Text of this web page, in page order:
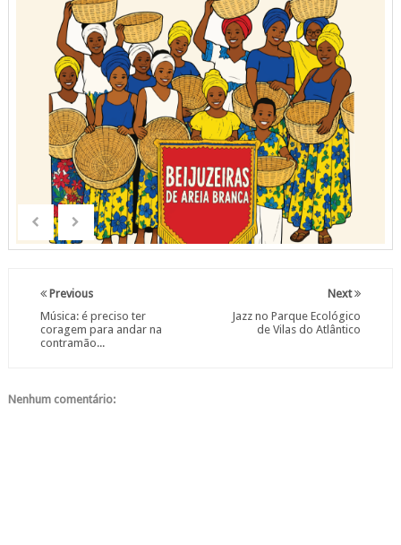
Next
Jazz no Parque Ecológico
de Vilas do Atlântico
Previous
Música: é preciso ter
coragem para andar na
contramão...
Nenhum comentário: